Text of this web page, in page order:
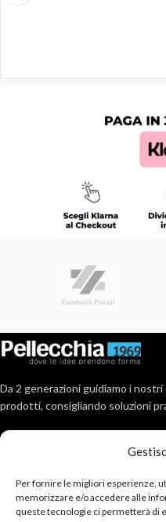
Per fornire le migliori esperienze,
memorizzare e/o accedere alle
queste tecnologie ci permetterà di
Da 2 generazioni guidiamo i
prodotti, consigliando soluzioni
ULTIMI POSTS